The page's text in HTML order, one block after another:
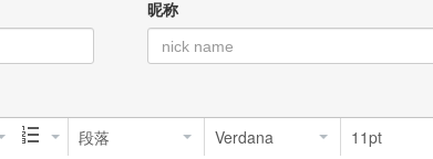
昵称
段落 Verdana 11pt